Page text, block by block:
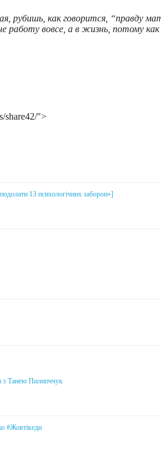
рубишь, как говорится, “правду
работу вовсе, а в жизнь, потому
share42/">
13 психологічних заборон»]
з Танею Пилипччук
#Жовтікеди